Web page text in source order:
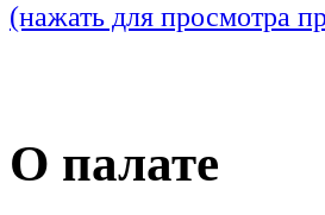
(нажать для просмотра
О палате